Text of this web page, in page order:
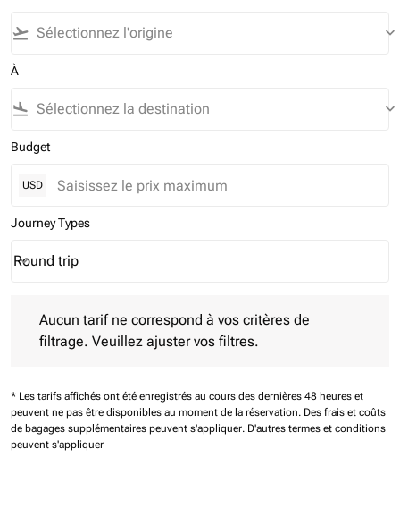
flight_takeoff keyboard_arrow_down
À
flight_land keyboard_arrow_down
Budget
USD
Journey Types
Journey Types option Round trip Selected
Round trip
keyboard_arrow_down
Aucun tarif ne correspond à vos critères de
filtrage. Veuillez ajuster vos filtres.
* Les tarifs affichés ont été enregistrés au cours des dernières 48 heures et
peuvent ne pas être disponibles au moment de la réservation. Des frais et coûts
de bagages supplémentaires peuvent s'appliquer. D'autres termes et conditions
peuvent s'appliquer